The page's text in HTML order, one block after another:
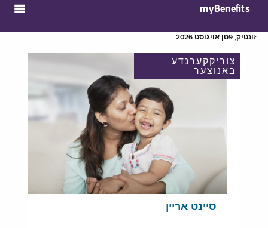
myBenefits
זונטיק, 9טן אויגוסט 2026
צוריקקערנדע
באנוצער
סיינט אריין